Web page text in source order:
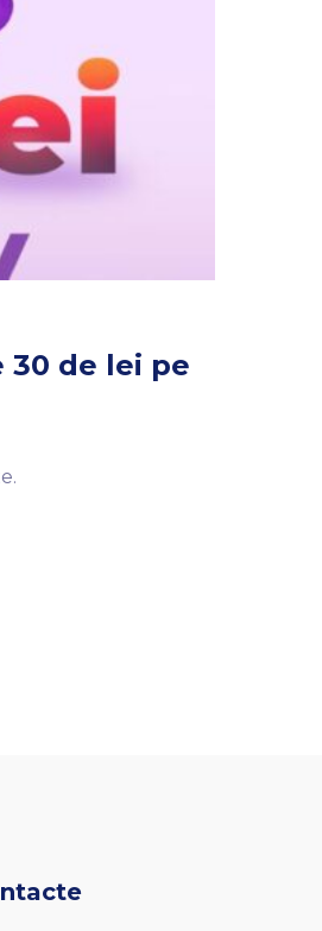
30 de lei pe